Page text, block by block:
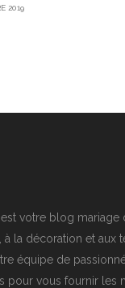
2019
votre blog mariage
à la décoration et aux
équipe de
pour vous fournir les